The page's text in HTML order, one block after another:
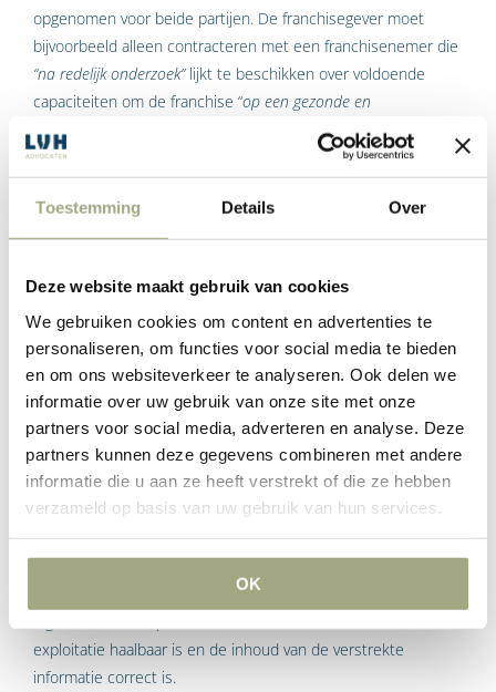
Toestemming Details Over
Deze website maakt gebruik van cookies
We gebruiken cookies om content en advertenties te
personaliseren, om functies voor social media te bieden
en om ons websiteverkeer te analyseren. Ook delen we
informatie over uw gebruik van onze site met onze
partners voor social media, adverteren en analyse. Deze
partners kunnen deze gegevens combineren met andere
informatie die u aan ze heeft verstrekt of die ze hebben
verzameld op basis van uw gebruik van hun services.
OK
opgenomen voor beide partijen. De franchisegever moet
bijvoorbeeld alleen contracteren met een franchisenemer die
“na redelijk onderzoek”lijkt te beschikken over voldoende
capaciteiten om de franchise “op een gezonde en
verantwoorde manier”
te exploiteren. Blijkt achteraf dat dit
redelijk onderzoek niet is verricht, dan kan dit bij onvoldoende
functioneren van een franchisenemer aan franchisegever
worden tegengeworpen. Daarnaast heeft franchisegever een
verzwaarde informatieplicht tegenover de aspirant-
franchisegever en andere relevante informatie die voor een
franchisenemer van belang kan zijn moet binnen een redelijke
termijn voor het sluiten van de franchiseovereenkomst ter
beschikking worden gesteld. De NFC verplicht franchisegever
overigens niet een exploitatieprognose op te stellen. Doet de
franchisegever dit wel, dan mogen de prognoses, op grond
van de huidige rechtspraak, natuurlijk niet ondeugdelijk zijn.
De franchisegever is verder verplicht zich maximaal in te
spannen om de franchiseformule te verbeteren en verder te
ontwikkelen.
Daartegenover staat dat de aspirant-franchisenemer ook een
exploitatie haalbaar is en de inhoud van de verstrekte
informatie correct is.